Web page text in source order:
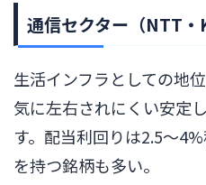
通信セクター（NTT・
生活インフラとしての地
気に左右されにくい安定
す。配当利回りは2.5〜
を持つ銘柄も多い。